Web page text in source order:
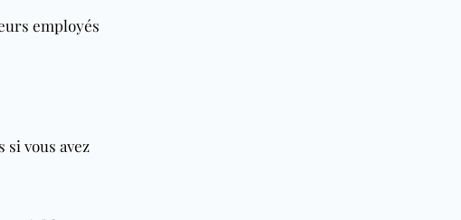
employés
vous avez